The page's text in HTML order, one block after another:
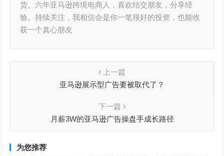
货。六年亚马逊跨境电商人，喜欢结交朋友，分享经
验。持续关注，我相信会是你一笔很好的投资，也能收
获一个真心朋友
上一篇
亚马逊展示型广告要被取代了？
下一篇
月薪3W的亚马逊广告操盘手成长路径
为您推荐